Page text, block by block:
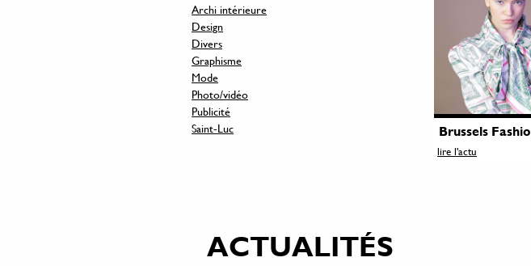
Archi intérieure
Design
Divers
Graphisme
Mode
Photo/vidéo
Publicité
Saint-Luc
ACTUALITÉS
Brussels
lire l'actu